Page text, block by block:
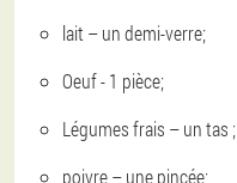
lait – un demi-verre;
Oeuf - 1 pièce;
Légumes frais – un tas ;
poivre – une pincée;